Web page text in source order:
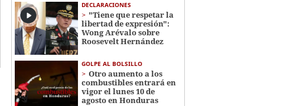
DECLARACIONES
"Tiene que respetar la
libertad de expresión":
Wong Arévalo sobre
Roosevelt Hernández
GOLPE AL BOLSILLO
Otro aumento a los
combustibles entrará en
vigor el lunes 10 de
agosto en Honduras